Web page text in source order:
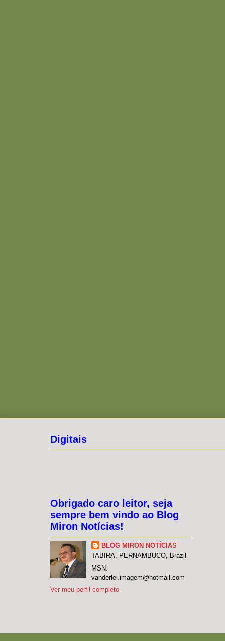
Digitais
Obrigado caro leitor, seja
sempre bem vindo ao Blog
Miron Notícias!
BLOG MIRON NOTÍCIAS
TABIRA, PERNAMBUCO, Brazil
MSN:
vanderlei.imagem@hotmail.com
Ver meu perfil completo